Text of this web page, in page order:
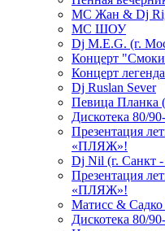
МС Жан & Dj
МС ШОУ
Dj M.E.G. (г.
Концерт
Концерт
Dj Ruslan Sever
Певица Планка
Дискотека 80/
Презентация
«ПЛЯЖ»!
Dj Nil (г. Санкт -
Презентация
«ПЛЯЖ»!
Матисс & Садко
Дискотека 80/